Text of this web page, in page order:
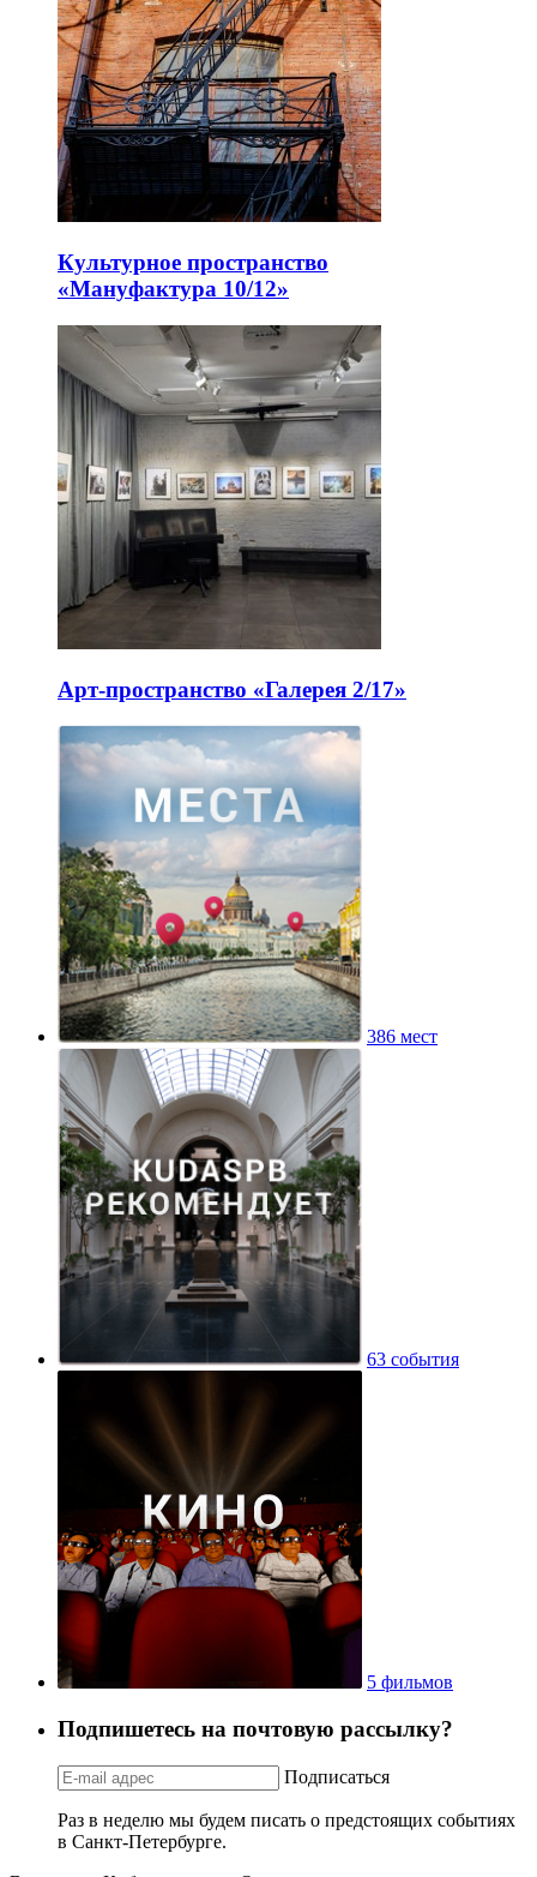
Культурное пространство
«Мануфактура 10/12»
Арт-пространство «Галерея 2/17»
386 мест
63 события
5 фильмов
Подпишетесь на почтовую рассылку?
Подписаться
Раз в неделю мы будем писать о предстоящих событиях
в Санкт-Петербурге.